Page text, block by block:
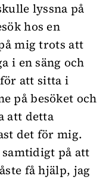
lyssna på
hos en
mig trots att
i en säng och
att sitta i
på besöket och
att detta
det för mig.
på att
få hjälp, jag